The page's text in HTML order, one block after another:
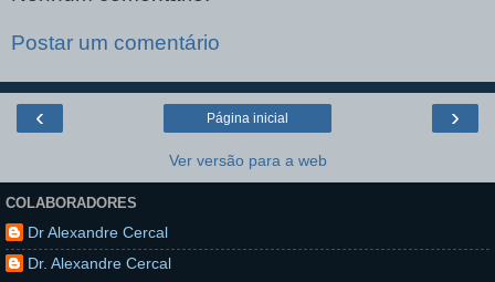
Postar um comentário
‹ ›
Página inicial
Ver versão para a web
COLABORADORES
Dr Alexandre Cercal
Dr. Alexandre Cercal